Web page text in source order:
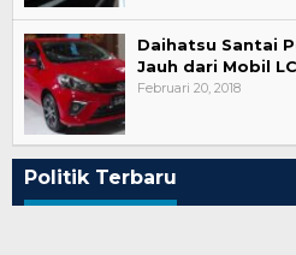
Daihatsu Santai
Jauh dari Mobil
Februari 20, 2018
Politik Terbaru